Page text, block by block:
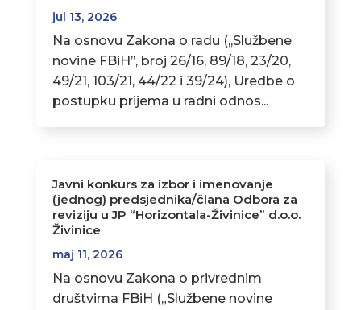
jul 13, 2026
Na osnovu Zakona o radu (,,Službene
novine FBiH’’, broj 26/16, 89/18, 23/20,
49/21, 103/21, 44/22 i 39/24), Uredbe o
postupku prijema u radni odnos...
Javni konkurs za izbor i imenovanje
(jednog) predsjednika/člana Odbora za
reviziju u JP “Horizontala-Živinice” d.o.o.
Živinice
maj 11, 2026
Na osnovu Zakona o privrednim
društvima FBiH („Službene novine